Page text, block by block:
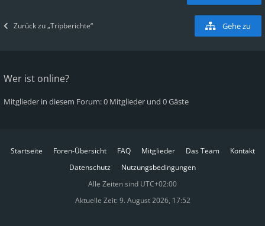
Zurück zu „Tripberichte“ Gehe zu
Wer ist online?
Mitglieder in diesem Forum: 0 Mitglieder und 0 Gäste
Startseite Foren-Übersicht FAQ Mitglieder Das Team
Kontakt
Datenschutz
Nutzungsbedingungen
Alle Zeiten sind UTC+02:00
Aktuelle Zeit: 9. August 2026, 17:52